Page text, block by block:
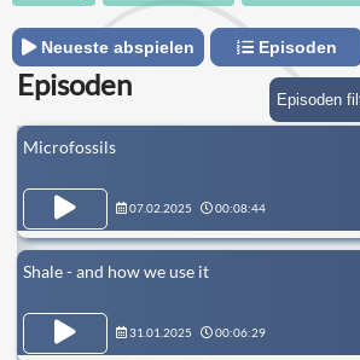
Neueste abspielen Episoden
Episoden
Microfossils
07.02.2025 00:08:44
Shale - and how we use it
31.01.2025 00:06:29